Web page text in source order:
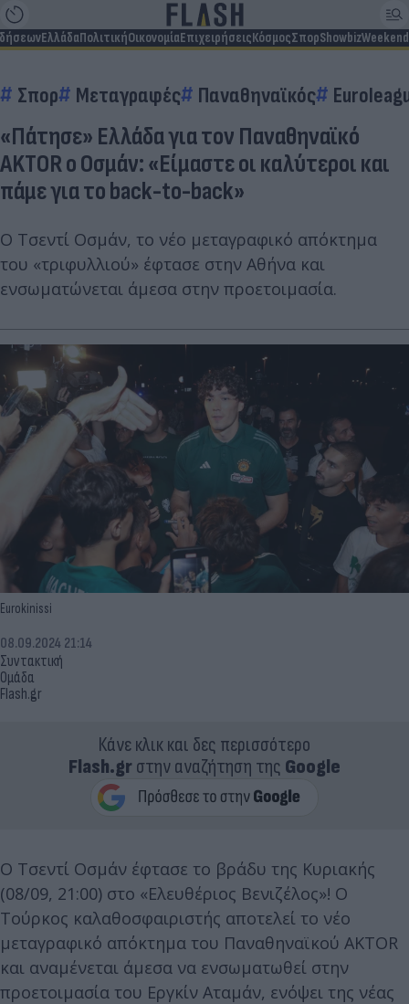
ΕλλάδαΠολιτικήΟικονομίαΕπιχειρήσειςΚόσμοςΣπορShowbizWeekend
Σπορ Μεταγραφές Παναθηναϊκός
«Πάτησε» Ελλάδα για τον Παναθηναϊκό
AKTOR ο Οσμάν: «Είμαστε οι καλύτεροι και
πάμε για το back-to-back»
Ο Τσεντί Οσμάν, το νέο μεταγραφικό απόκτημα
του «τριφυλλιού» έφτασε στην Αθήνα και
ενσωματώνεται άμεσα στην προετοιμασία.
Eurokinissi
Συντακτική
Ομάδα
Flash.gr
08.09.2024 21:14
Κάνε κλικ και δες περισσότερο
Flash.grστην αναζήτηση της Google
Ο Τσεντί Οσμάν έφτασε το βράδυ της Κυριακής
(08/09, 21:00) στο «Ελευθέριος Βενιζέλος»! Ο
Τούρκος καλαθοσφαιριστής αποτελεί το νέο
μεταγραφικό απόκτημα του Παναθηναϊκού AKTOR
και αναμένεται άμεσα να ενσωματωθεί στην
προετοιμασία του Εργκίν Αταμάν, ενόψει της νέας